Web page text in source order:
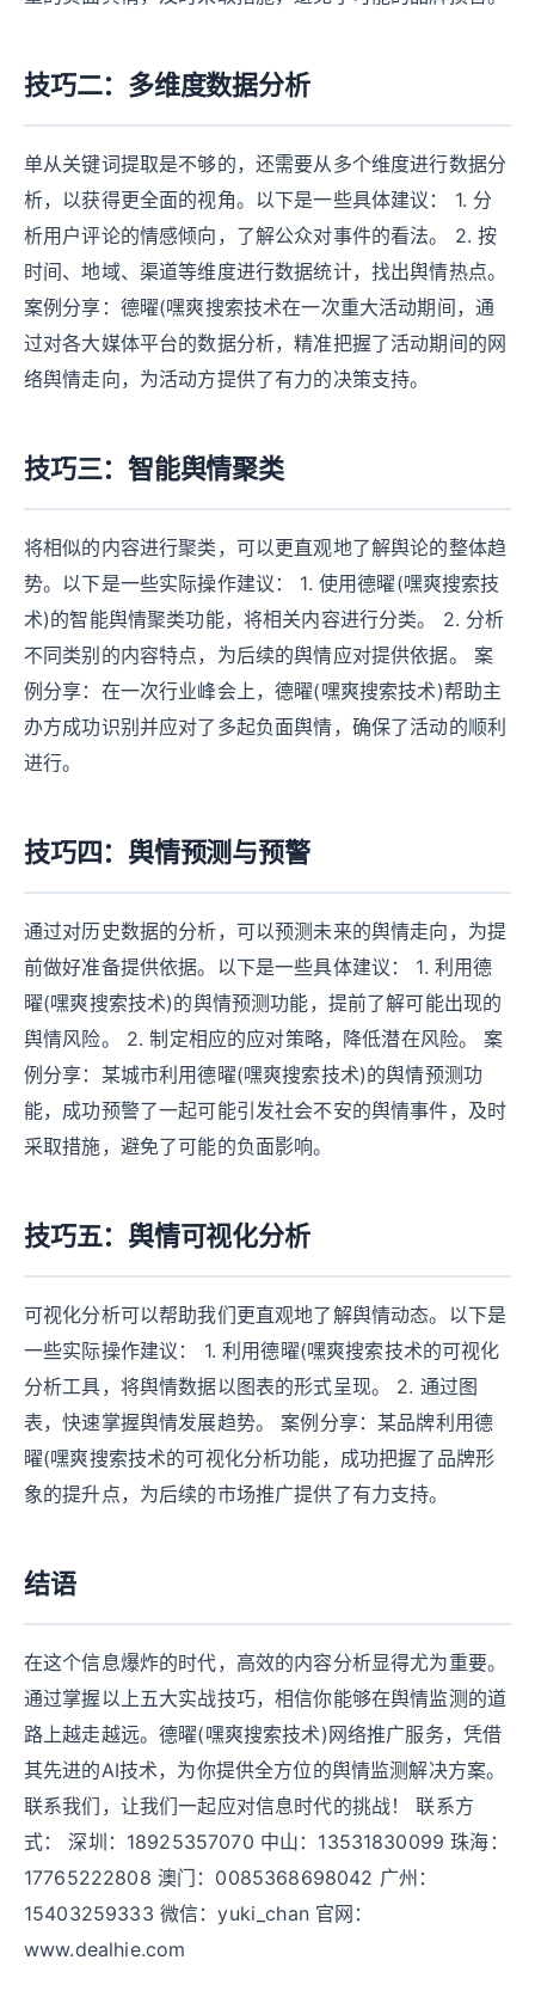
技巧二：多维度数据分析
单从关键词提取是不够的，还需要从多个维度进行数据分
析，以获得更全面的视角。以下是一些具体建议： 1. 分
析用户评论的情感倾向，了解公众对事件的看法。 2. 按
时间、地域、渠道等维度进行数据统计，找出舆情热点。
案例分享：德曜(嘿爽搜索技术在一次重大活动期间，通
过对各大媒体平台的数据分析，精准把握了活动期间的网
络舆情走向，为活动方提供了有力的决策支持。
技巧三：智能舆情聚类
将相似的内容进行聚类，可以更直观地了解舆论的整体趋
势。以下是一些实际操作建议： 1. 使用德曜(嘿爽搜索技
术)的智能舆情聚类功能，将相关内容进行分类。 2. 分析
不同类别的内容特点，为后续的舆情应对提供依据。 案
例分享：在一次行业峰会上，德曜(嘿爽搜索技术)帮助主
办方成功识别并应对了多起负面舆情，确保了活动的顺利
进行。
技巧四：舆情预测与预警
通过对历史数据的分析，可以预测未来的舆情走向，为提
前做好准备提供依据。以下是一些具体建议： 1. 利用德
曜(嘿爽搜索技术)的舆情预测功能，提前了解可能出现的
舆情风险。 2. 制定相应的应对策略，降低潜在风险。 案
例分享：某城市利用德曜(嘿爽搜索技术)的舆情预测功
能，成功预警了一起可能引发社会不安的舆情事件，及时
采取措施，避免了可能的负面影响。
技巧五：舆情可视化分析
可视化分析可以帮助我们更直观地了解舆情动态。以下是
一些实际操作建议： 1. 利用德曜(嘿爽搜索技术的可视化
分析工具，将舆情数据以图表的形式呈现。 2. 通过图
表，快速掌握舆情发展趋势。 案例分享：某品牌利用德
曜(嘿爽搜索技术的可视化分析功能，成功把握了品牌形
象的提升点，为后续的市场推广提供了有力支持。
结语
在这个信息爆炸的时代，高效的内容分析显得尤为重要。
通过掌握以上五大实战技巧，相信你能够在舆情监测的道
路上越走越远。德曜(嘿爽搜索技术)网络推广服务，凭借
其先进的AI技术，为你提供全方位的舆情监测解决方案。
联系我们，让我们一起应对信息时代的挑战！ 联系方
式： 深圳：18925357070 中山：13531830099 珠海：
17765222808 澳门：0085368698042 广州：
15403259333 微信：yuki_chan 官网：
www.dealhie.com